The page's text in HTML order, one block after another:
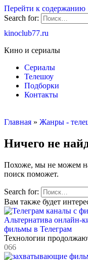
Перейти к содержанию
Search for:
kinoclub77.ru
Кино и сериалы
Сериалы
Телешоу
Подборки
Контакты
Главная » Жанры -
Ничего не
Похоже, мы не можем
поиск поможет.
Search for:
Вам также будет
Альтернатива онлайн-
фильмы в Телеграм
Технологии
066